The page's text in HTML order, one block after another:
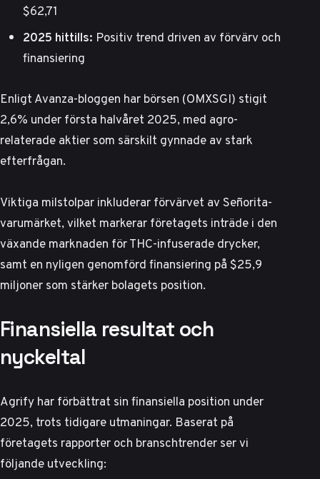
$62,71
2025 hittills: Positiv trend driven av förvärv och
finansiering
EnligtAvanza-bloggen har börsen (OMXSGI) stigit
2,6% under första halvåret 2025, med agro-
relaterade aktier som särskilt gynnade av stark
efterfrågan.
Viktiga milstolpar inkluderar förvärvet av Señorita-
varumärket, vilket markerar företagets inträde i den
växande marknaden för THC-infuserade drycker,
samt en nyligen genomförd finansiering på $25,9
miljoner som stärker bolagets position.
Finansiella resultat och
nyckeltal
Agrify har förbättrat sin finansiella position under
2025, trots tidigare utmaningar. Baserat på
företagets rapporter och branschtrender ser vi
följande utveckling: